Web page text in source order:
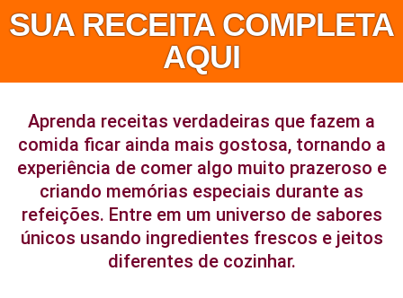
SUA RECEITA COMPLETA
AQUI
Aprenda receitas verdadeiras que fazem a
comida ficar ainda mais gostosa, tornando a
experiência de comer algo muito prazeroso e
criando memórias especiais durante as
refeições. Entre em um universo de sabores
únicos usando ingredientes frescos e jeitos
diferentes de cozinhar.